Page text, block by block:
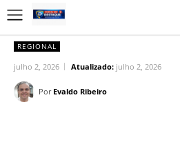
REGIONAL
julho 2, 2026 Atualizado: julho 2, 2026
Por Evaldo Ribeiro